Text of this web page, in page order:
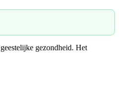
gezondheid. Het